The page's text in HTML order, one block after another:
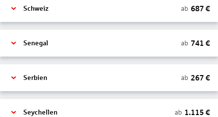
Schweiz ab 687 €
Senegal ab 741 €
Serbien ab 267 €
Seychellen ab 1.115 €